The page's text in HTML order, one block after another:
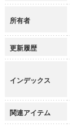
所有者
更新履歴
インデックス
関連アイテム